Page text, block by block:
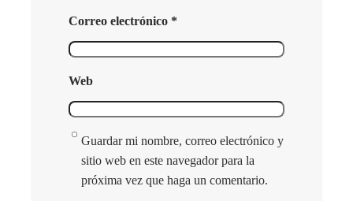
Correo electrónico *
Web
Guardar mi nombre, correo electrónico y
sitio web en este navegador para la
próxima vez que haga un comentario.